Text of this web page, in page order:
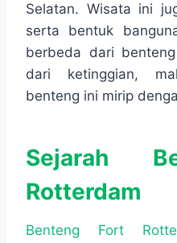
Selatan. Wisata ini
serta bentuk
berbeda dari
dari ketinggian,
benteng ini mirip
Sejarah
Rotterdam
Benteng Fort